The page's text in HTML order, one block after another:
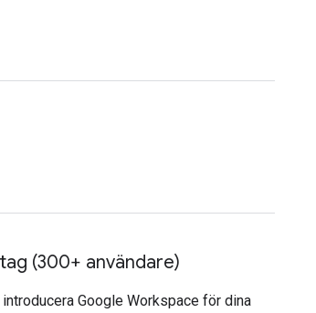
(300+ användare)
Google Workspace för dina